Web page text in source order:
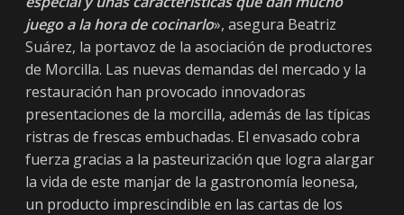
juego a la hora de cocinarlo», asegura Beatriz
Suárez, la portavoz de la asociación de productores
de Morcilla. Las nuevas demandas del mercado y la
restauración han provocado innovadoras
presentaciones de la morcilla, además de las típicas
ristras de frescas embuchadas. El envasado cobra
fuerza gracias a la pasteurización que logra alargar
la vida de este manjar de la gastronomía leonesa,
un producto imprescindible en las cartas de los